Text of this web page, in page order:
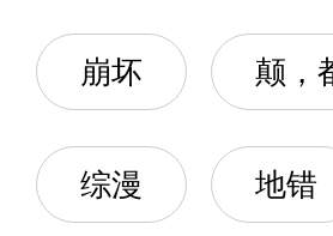
009 这人走马
010 期待白毛
011 气到绿化
崩坏 颠，
综漫 地错